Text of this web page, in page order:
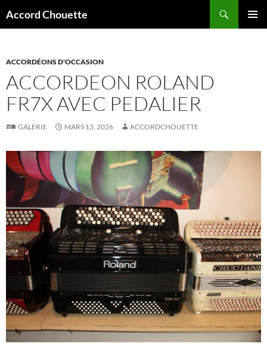
Accord Chouette
ACCORDÉONS D'OCCASION
ACCORDEON ROLAND
FR7X AVEC PEDALIER
GALERIE MARS 13, 2026 ACCORDCHOUETTE